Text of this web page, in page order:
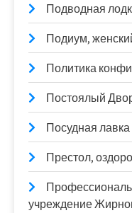
Подводная
Подиум,
Политика
Постоялый
Посудная
Престол,
учреждение